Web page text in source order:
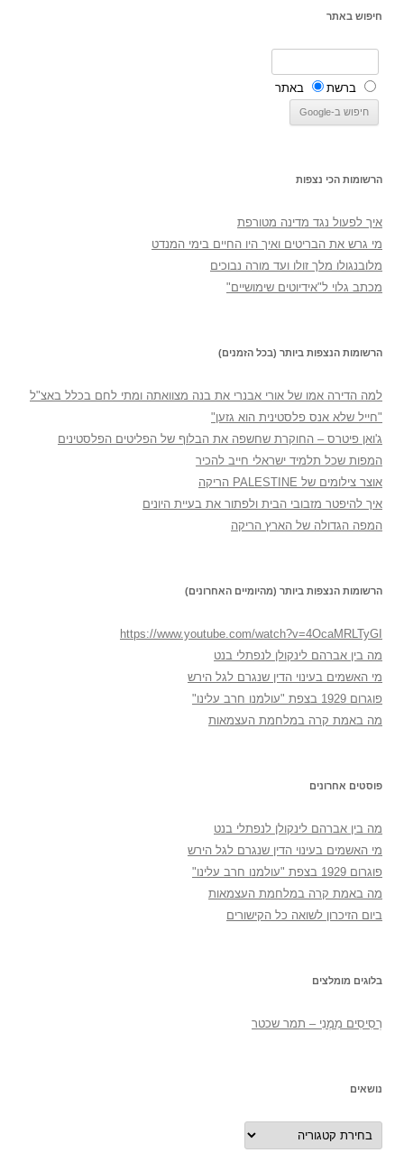
חיפוש באתר
ברשת באתר
הרשומות הכי נצפות
איך לפעול נגד מדינה מטורפת
מי גרש את הבריטים ואיך היו החיים בימי המנדט
מלובנגולו מלך זולו ועד מורה נבוכים
מכתב גלוי ל"אידיוטים שימושיים"
הרשומות הנצפות ביותר (בכל הזמנים)
למה הדירה אמו של אורי אבנרי את בנה מצוואתה ומתי לחם בכלל באצ"ל
"חייל שלא אנס פלסטינית הוא גזען"
ג'ואן פיטרס – החוקרת שחשפה את הבלוף של הפליטים הפלסטינים
המפות שכל תלמיד ישראלי חייב להכיר
אוצר צילומים של PALESTINE הריקה
איך להיפטר מזבובי הבית ולפתור את בעיית היונים
המפה הגדולה של הארץ הריקה
הרשומות הנצפות ביותר (מהיומיים האחרונים)
https://www.youtube.com/watch?v=4OcaMRLTyGI
מה בין אברהם לינקולן לנפתלי בנט
מי האשמים בעינוי הדין שנגרם לגל הירש
פוגרום 1929 בצפת "עולמנו חרב עלינו"
מה באמת קרה במלחמת העצמאות
פוסטים אחרונים
מה בין אברהם לינקולן לנפתלי בנט
מי האשמים בעינוי הדין שנגרם לגל הירש
פוגרום 1929 בצפת "עולמנו חרב עלינו"
מה באמת קרה במלחמת העצמאות
ביום הזיכרון לשואה כל הקישורים
בלוגים מומלצים
רְסִיסִים מִמֶנִי – תמר שכטר
נושאים
נושאים